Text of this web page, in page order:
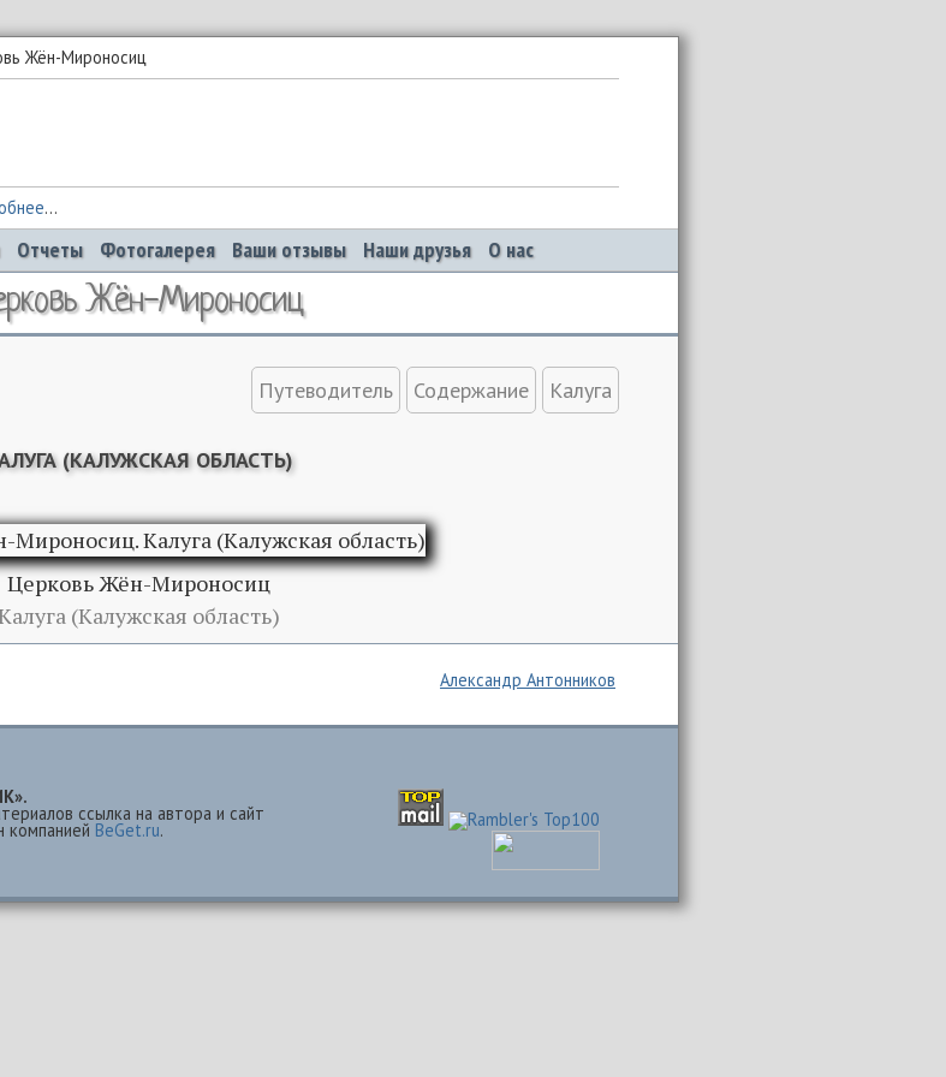
Жён-Мироносиц
...
Отчеты Фотогалерея Ваши отзывы Наши друзья О нас
Жён-Мироносиц
Путеводитель Содержание Калуга
(КАЛУЖСКАЯ ОБЛАСТЬ)
Церковь Жён-Мироносиц
(Калужская область)
Александр Антонников
ссылка на автора и сайт
компанией BeGet.ru.